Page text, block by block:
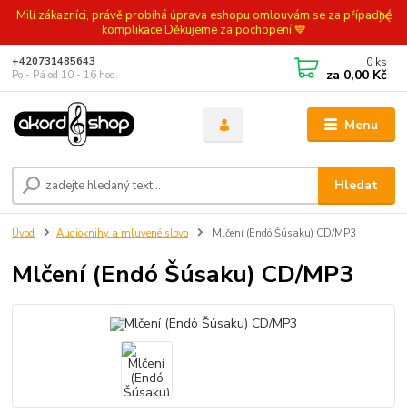
Milí zákazníci, právě probíhá úprava eshopu omlouvám se za případné
komplikace Děkujeme za pochopení 💙
Menu
Hledat
+420731485643
Po - Pá od 10 - 16 hod.
0 ks
za 0,00 Kč
Úvod Audioknihy a mluvené slovo Mlčení (Endó Šúsaku) CD/MP3
Mlčení (Endó Šúsaku) CD/MP3